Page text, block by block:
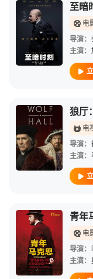
至暗
电
导演：
主演：
狼厅
电
导演：
主演：
青年
电
导演：
主演：